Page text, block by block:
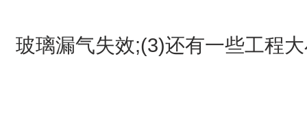
玻璃漏气失效;(3)还有一些工程